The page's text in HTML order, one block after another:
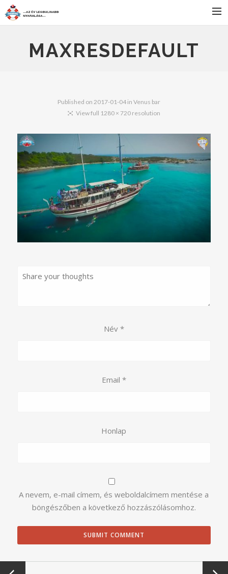
FŐOLDAL
KAPCSOLAT
SEARCH
MAXRESDEFAULT
Published on 2017-01-04in Venus bar
View full 1280 × 720 resolution
Név *
Email *
Honlap
A nevem, e-mail címem, és weboldalcímem mentése a
böngészőben a következő hozzászólásomhoz.
←
Next